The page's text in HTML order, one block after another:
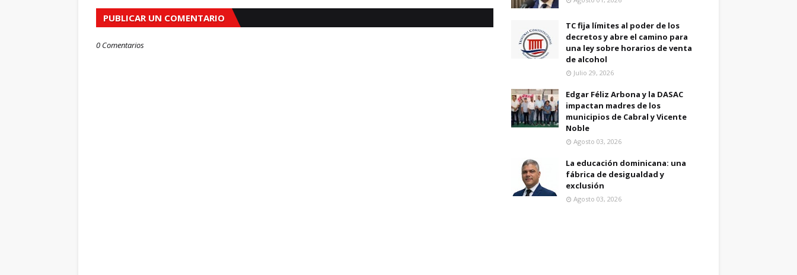
PUBLICAR UN COMENTARIO
0 Comentarios
TC fija límites al poder de los
decretos y abre el camino para
una ley sobre horarios de venta
de alcohol
Julio 29, 2026
Edgar Féliz Arbona y la DASAC
impactan madres de los
municipios de Cabral y Vicente
Noble
Agosto 03, 2026
La educación dominicana: una
fábrica de desigualdad y
exclusión
Agosto 03, 2026